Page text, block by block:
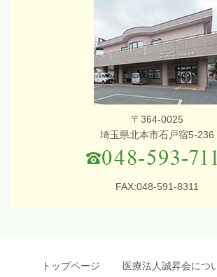
〒364-0025
埼玉県北本市石戸宿5-236
FAX:048-591-8311
トップページ 医療法人誠昇会につ